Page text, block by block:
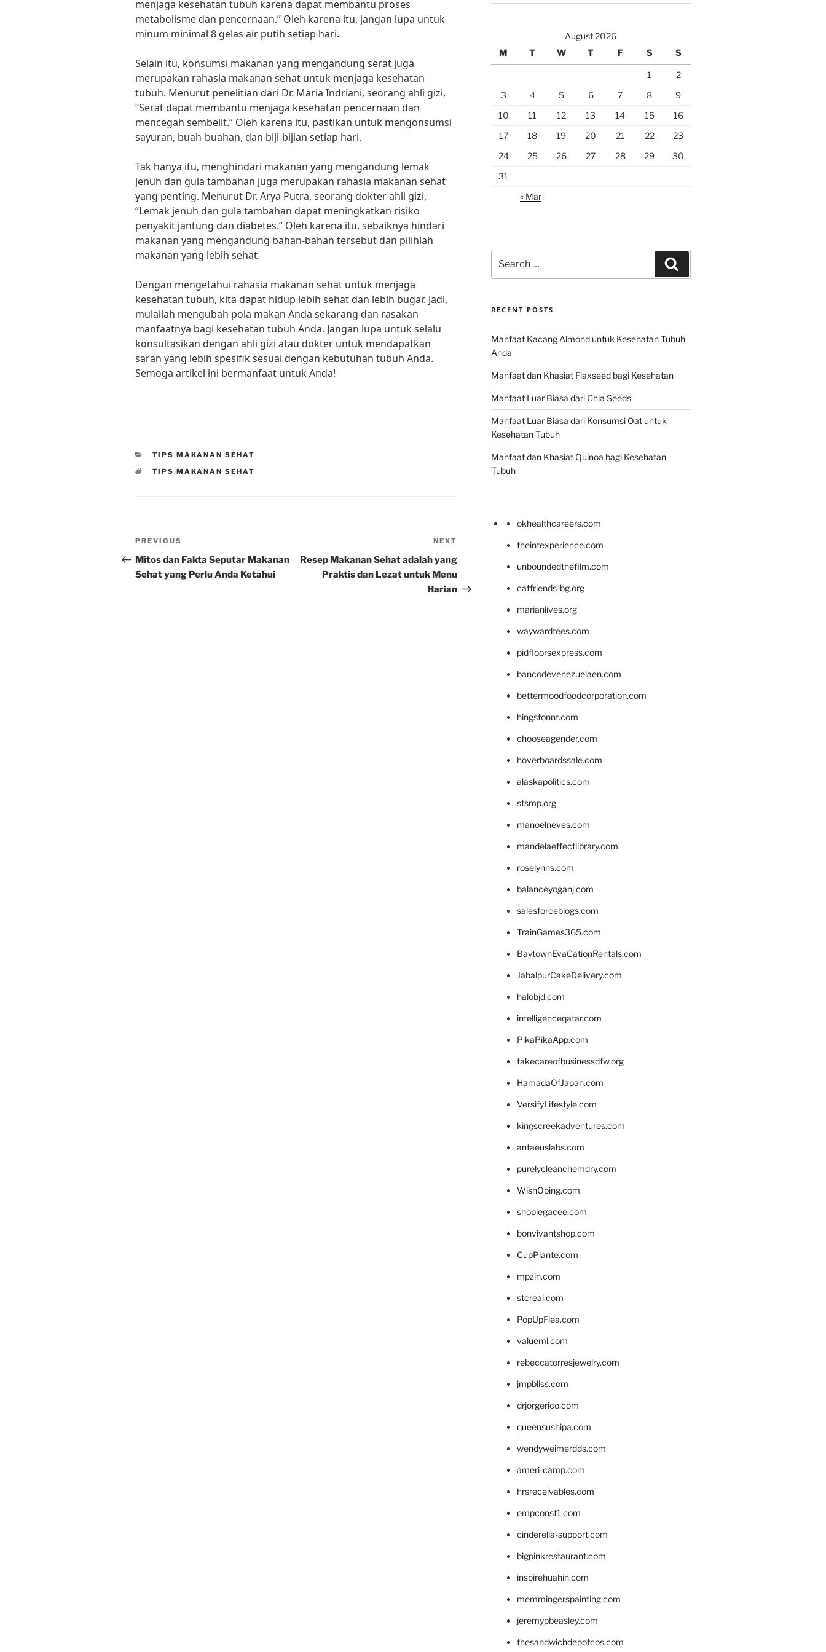
menjaga kesehatan tubuh karena dapat membantu proses
metabolisme dan pencernaan.” Oleh karena itu, jangan lupa untuk
minum minimal 8 gelas air putih setiap hari.
Selain itu, konsumsi makanan yang mengandung serat juga
merupakan rahasia makanan sehat untuk menjaga kesehatan
tubuh. Menurut penelitian dari Dr. Maria Indriani, seorang ahli gizi,
“Serat dapat membantu menjaga kesehatan pencernaan dan
mencegah sembelit.” Oleh karena itu, pastikan untuk mengonsumsi
sayuran, buah-buahan, dan biji-bijian setiap hari.
Tak hanya itu, menghindari makanan yang mengandung lemak
jenuh dan gula tambahan juga merupakan rahasia makanan sehat
yang penting. Menurut Dr. Arya Putra, seorang dokter ahli gizi,
“Lemak jenuh dan gula tambahan dapat meningkatkan risiko
penyakit jantung dan diabetes.” Oleh karena itu, sebaiknya hindari
makanan yang mengandung bahan-bahan tersebut dan pilihlah
makanan yang lebih sehat.
Dengan mengetahui rahasia makanan sehat untuk menjaga
kesehatan tubuh, kita dapat hidup lebih sehat dan lebih bugar. Jadi,
mulailah mengubah pola makan Anda sekarang dan rasakan
manfaatnya bagi kesehatan tubuh Anda. Jangan lupa untuk selalu
konsultasikan dengan ahli gizi atau dokter untuk mendapatkan
saran yang lebih spesifik sesuai dengan kebutuhan tubuh Anda.
Semoga artikel ini bermanfaat untuk Anda!
CATEGORIES
TIPS MAKANAN SEHAT
TAGS
TIPS MAKANAN SEHAT
Post
navigation
Previous
Post
PREVIOUS
Mitos dan Fakta Seputar Makanan
Sehat yang Perlu Anda Ketahui
Post
NEXT
Resep Makanan Sehat adalah yang
Praktis dan Lezat untuk Menu
Harian
August 2026
M
T W T F S S
1
2
3
4 5 6 7 8
9
10
11 12 13 14 15
16
17
18 19 20 21 22
23
24
25 26 27 28 29
30
31
« Mar
for:
RECENT POSTS
Manfaat Kacang Almond untuk Kesehatan Tubuh
Anda
Manfaat dan Khasiat Flaxseed bagi Kesehatan
Manfaat Luar Biasa dari Chia Seeds
Manfaat Luar Biasa dari Konsumsi Oat untuk
Kesehatan Tubuh
Manfaat dan Khasiat Quinoa bagi Kesehatan
Tubuh
okhealthcareers.com
theintexperience.com
unboundedthefilm.com
catfriends-bg.org
marianlives.org
waywardtees.com
pidfloorsexpress.com
bancodevenezuelaen.com
bettermoodfoodcorporation.com
hingstonnt.com
chooseagender.com
hoverboardssale.com
alaskapolitics.com
stsmp.org
manoelneves.com
mandelaeffectlibrary.com
roselynns.com
balanceyoganj.com
salesforceblogs.com
TrainGames365.com
BaytownEvaCationRentals.com
JabalpurCakeDelivery.com
halobjd.com
intelligenceqatar.com
PikaPikaApp.com
takecareofbusinessdfw.org
HamadaOfJapan.com
VersifyLifestyle.com
kingscreekadventures.com
antaeuslabs.com
purelycleanchemdry.com
WishOping.com
shoplegacee.com
bonvivantshop.com
CupPlante.com
mpzin.com
stcreal.com
PopUpFlea.com
valueml.com
rebeccatorresjewelry.com
jmpbliss.com
drjorgerico.com
queensushipa.com
wendyweimerdds.com
ameri-camp.com
hrsreceivables.com
empconst1.com
cinderella-support.com
bigpinkrestaurant.com
inspirehuahin.com
memmingerspainting.com
jeremypbeasley.com
thesandwichdepotcos.com